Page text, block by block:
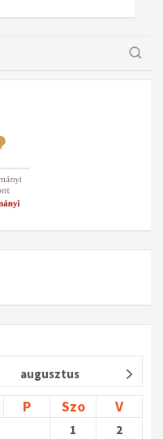
augusztus
P Szo V
1
2